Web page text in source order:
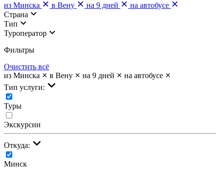
из Минска
в Вену на 9 дней
на автобусе
Страна
Тип
Туроператор
Фильтры
Очистить всё
из Минска
в Вену на 9 дней
на автобусе
Тип услуги:
Туры
Экскурсии
Откуда:
Минск